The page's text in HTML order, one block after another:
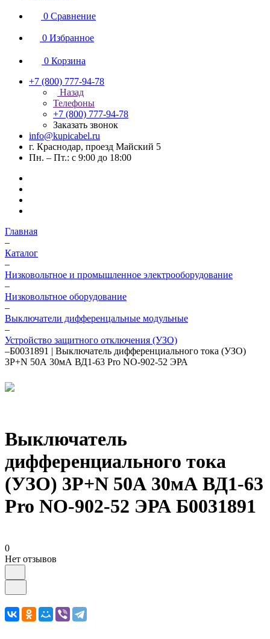
0 Сравнение
0 Избранное
0 Корзина
+7 (800) 777-94-78
Назад
Телефоны
+7 (800) 777-94-78
Заказать звонок
info@kupicabel.ru
г. Краснодар, проезд Майский 5
Пн. – Пт.: с 9:00 до 18:00
Главная
–
Каталог
–
Низковольтное и промышленное электрооборудование
–
Низковольтное оборудование
–
Выключатели дифференцальные модульные
–
Устройство защитного отключения (УЗО)
–Б0031891 | Выключатель дифференциального тока (УЗО)
3P+N 50А 30мА ВД1-63 Pro NO-902-52 ЭРА
Выключатель
дифференциального тока
(УЗО) 3P+N 50А 30мА ВД1-63
Pro NO-902-52 ЭРА Б0031891
0
Нет отзывов